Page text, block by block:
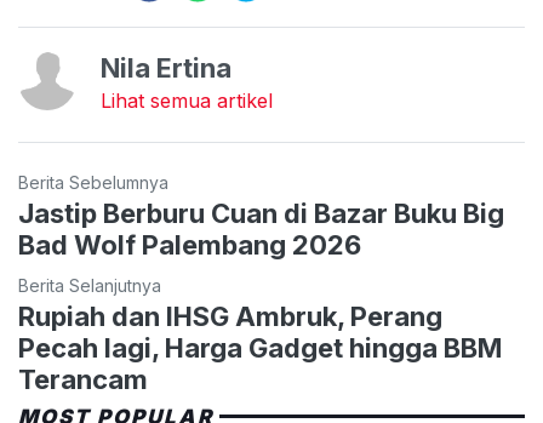
Nila Ertina
Lihat semua artikel
Berita Sebelumnya
Jastip Berburu Cuan di Bazar Buku Big
Bad Wolf Palembang 2026
Berita Selanjutnya
Rupiah dan IHSG Ambruk, Perang
Pecah lagi, Harga Gadget hingga BBM
Terancam
MOST POPULAR